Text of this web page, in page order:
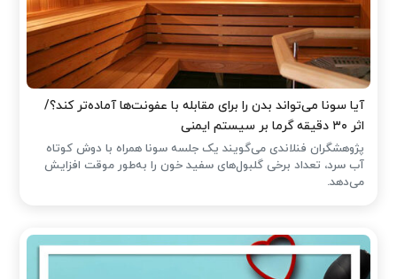
آیا سونا می‌تواند بدن را برای مقابله با عفونت‌ها آماده‌تر کند؟/
اثر ۳۰ دقیقه گرما بر سیستم ایمنی
پژوهشگران فنلاندی می‌گویند یک جلسه سونا همراه با دوش کوتاه
آب سرد، تعداد برخی گلبول‌های سفید خون را به‌طور موقت افزایش
می‌دهد.